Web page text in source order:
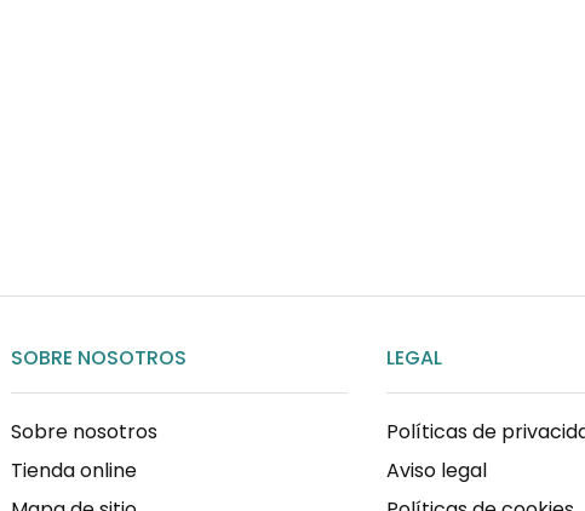
SOBRE NOSOTROS
Sobre nosotros
Tienda online
LEGAL
Políticas de
Aviso legal